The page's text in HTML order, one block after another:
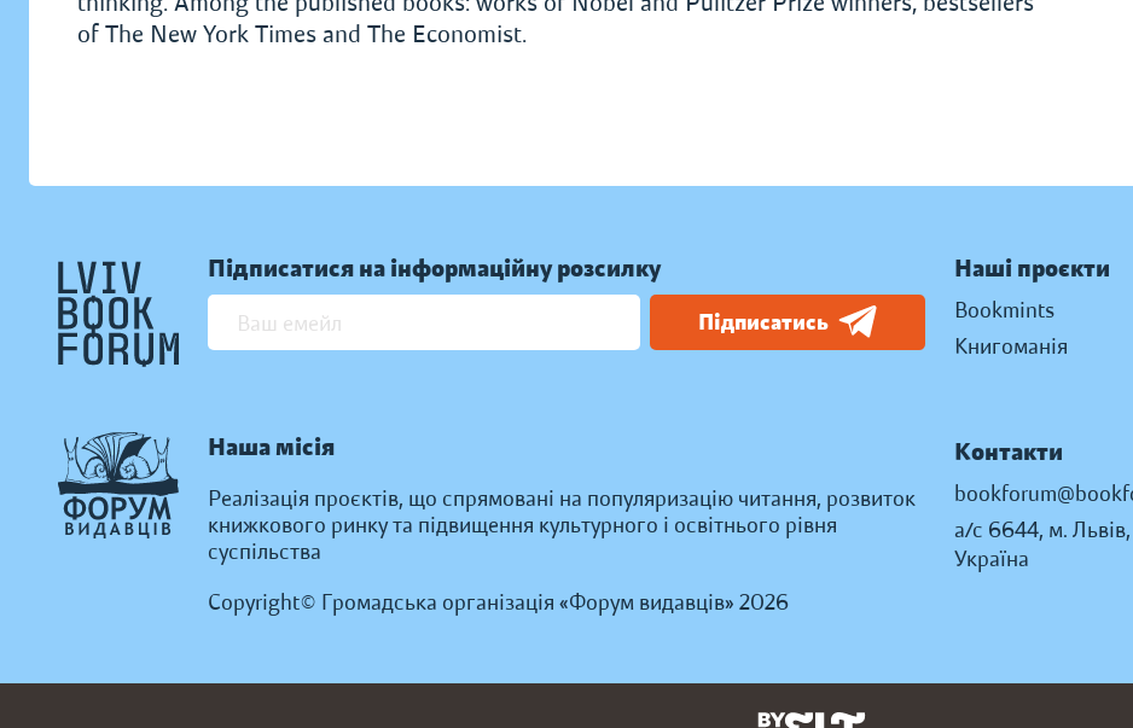
of The New York Times and The Economist.
Підписатися на інформаційну розсилку
Підписатись
Наша місія
Реалізація проєктів, що спрямовані на популяризацію читання, розвиток
книжкового ринку та підвищення культурного і освітнього рівня
суспільства
Copyright© Громадська організація «Форум видавців» 2026
Наші проєкти
Bookmints
Книгоманія
Контакти
а/с 6644, м.
Україна